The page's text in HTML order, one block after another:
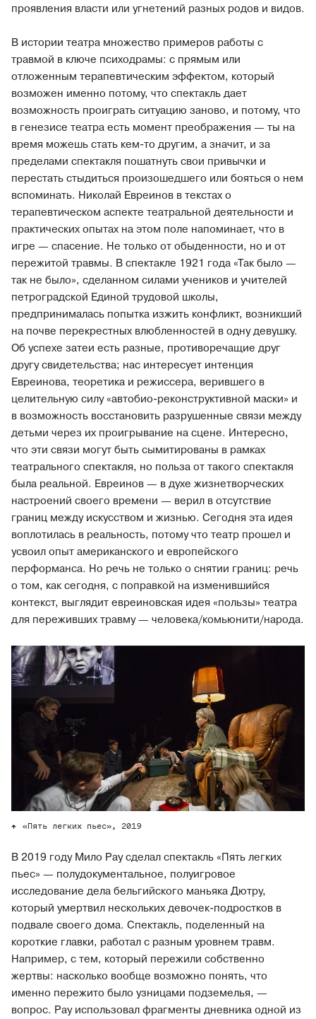
проявления власти или угнетений разных родов и видов.
В истории театра множество примеров работы с
травмой в ключе психодрамы: с прямым или
отложенным терапевтическим эффектом, который
возможен именно потому, что спектакль дает
возможность проиграть ситуацию заново, и потому, что
в генезисе театра есть момент преображения — ты на
время можешь стать кем-то другим, а значит, и за
пределами спектакля пошатнуть свои привычки и
перестать стыдиться произошедшего или бояться о нем
вспоминать. Николай Евреинов в текстах о
терапевтическом аспекте театральной деятельности и
практических опытах на этом поле напоминает, что в
игре — спасение. Не только от обыденности, но и от
пережитой травмы. В спектакле 1921 года «Так было —
так не было», сделанном силами учеников и учителей
петроградской Единой трудовой школы,
предпринималась попытка изжить конфликт, возникший
на почве перекрестных влюбленностей в одну девушку.
Об успехе затеи есть разные, противоречащие друг
другу свидетельства; нас интересует интенция
Евреинова, теоретика и режиссера, верившего в
целительную силу «автобио-реконструктивной маски» и
в возможность восстановить разрушенные связи между
детьми через их проигрывание на сцене. Интересно,
что эти связи могут быть сымитированы в рамках
театрального спектакля, но польза от такого спектакля
была реальной. Евреинов — в духе жизнетворческих
настроений своего времени — верил в отсутствие
границ между искусством и жизнью. Сегодня эта идея
воплотилась в реальность, потому что театр прошел и
усвоил опыт американского и европейского
перформанса. Но речь не только о снятии границ: речь
о том, как сегодня, с поправкой на изменившийся
контекст, выглядит евреиновская идея «пользы» театра
для переживших травму — человека/комьюнити/народа.
«Пять легких пьес», 2019
В 2019 году Мило Рау сделал спектакль «Пять легких
пьес» — полудокументальное, полуигровое
исследование дела бельгийского маньяка Дютру,
который умертвил нескольких девочек-подростков в
подвале своего дома. Спектакль, поделенный на
короткие главки, работал с разным уровнем травм.
Например, с тем, который пережили собственно
жертвы: насколько вообще возможно понять, что
именно пережито было узницами подземелья, —
вопрос. Рау использовал фрагменты дневника одной из